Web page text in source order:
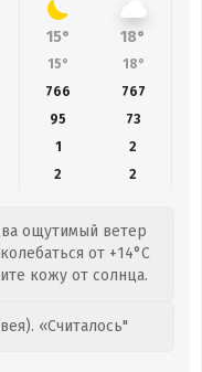
15° 18°
15° 18°
766 767
95 73
1
2
2 2
ощутимый ветер
от +14°C
кожу от солнца.
«Считалось"